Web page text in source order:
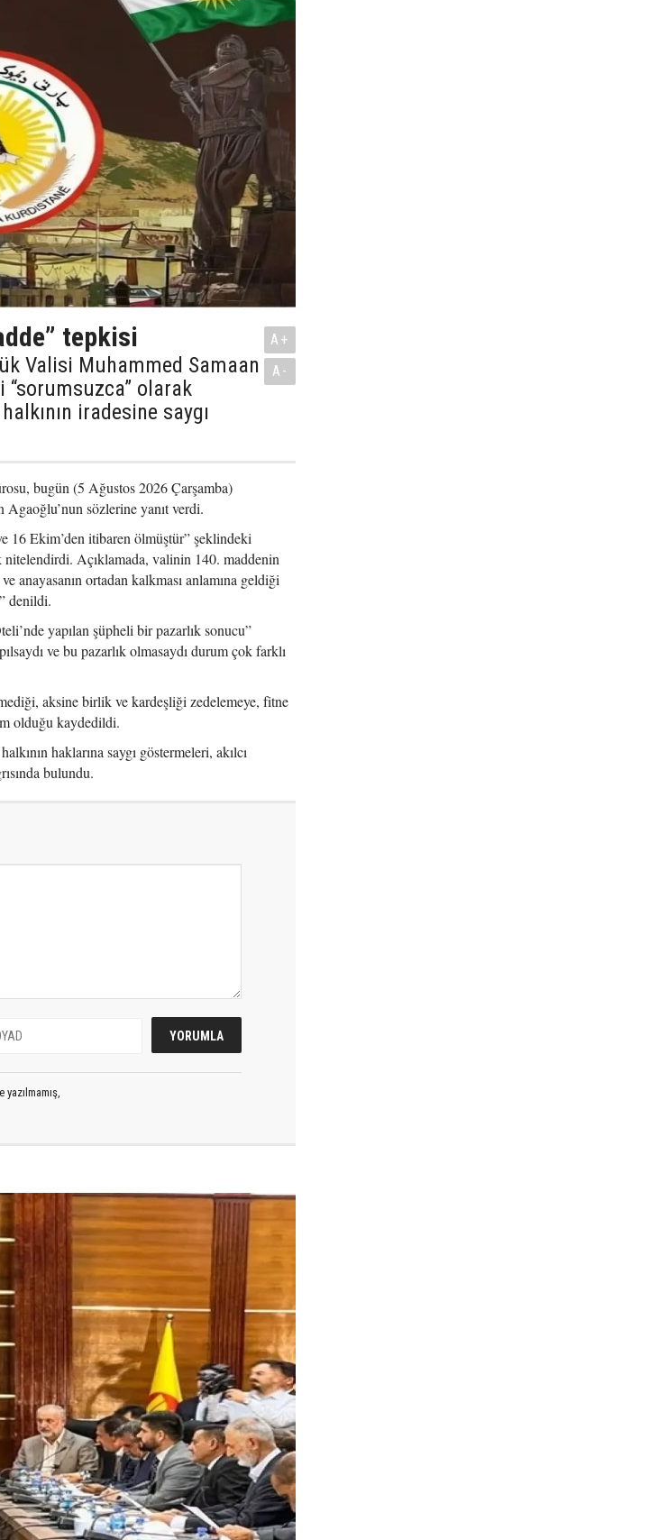
tepkisi
Valisi Muhammed Samaan
olarak
iradesine saygı
A+
A-
bugün (5 Ağustos 2026 Çarşamba)
Agaoğlu’nun sözlerine yanıt verdi.
16 Ekim’den itibaren ölmüştür” şeklindeki
nitelendirdi. Açıklamada, valinin 140. maddenin
anayasanın ortadan kalkması anlamına geldiği
denildi.
yapılan şüpheli bir pazarlık sonucu”
ve bu pazarlık olmasaydı durum çok farklı
aksine birlik ve kardeşliği zedelemeye, fitne
olduğu kaydedildi.
haklarına saygı göstermeleri, akılcı
bulundu.